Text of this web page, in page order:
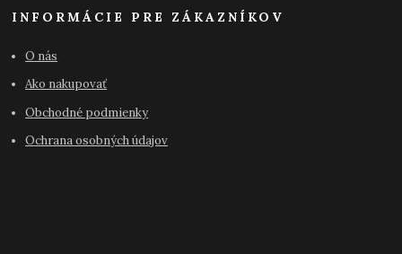
INFORMÁCIE PRE ZÁKAZNÍKOV
O nás
Ako nakupovať
Obchodné podmienky
Ochrana osobných údajov